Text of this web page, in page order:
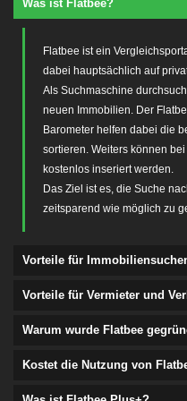
Was ist Flatbee?
Flatbee ist ein
dabei hauptsächlich auf
Als Suchmaschine
neuen Immobilien. Der
Barometer helfen dabei die
sortieren. Weiters können
kostenlos inseriert werden.
Das Ziel ist es, die Suche
zeitsparend wie möglich zu
Vorteile für
Vorteile für Vermieter und
Warum wurde Flatbee
Kostet die Nutzung von